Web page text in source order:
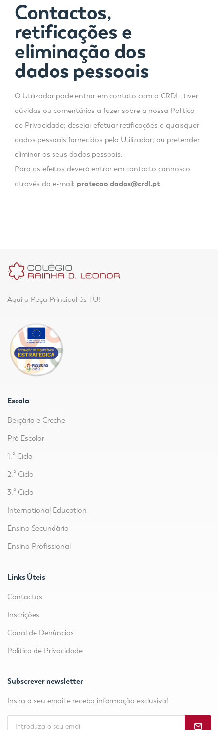
Contactos,
retificações e
eliminação dos
dados pessoais
O Utilizador pode entrar em contato com o CRDL, tiver
dúvidas ou comentários a fazer sobre a nossa Política
de Privacidade; desejar efetuar retificações a quaisquer
dados pessoais fornecidos pelo Utilizador; ou pretender
eliminar os seus dados pessoais.
Para os efeitos deverá entrar em contacto connosco
através do e-mail: protecao.dados@crdl.pt
Aqui a Peça Principal és TU!
Escola
Berçário e Creche
Pré Escolar
1.º Ciclo
2.º Ciclo
3.º Ciclo
International Education
Ensino Secundário
Ensino Profissional
Links Úteis
Contactos
Inscrições
Canal de Denúncias
Política de Privacidade
Subscrever newsletter
Insira o seu email e receba informação exclusiva!